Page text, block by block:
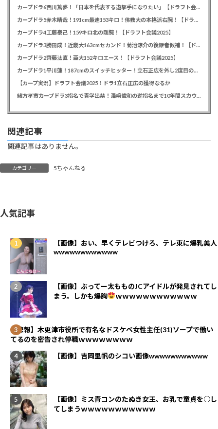
カープドラ6西川篤夢！「日本を代表する遊撃手になりたい」【ドラフト会議2025】
カープドラ5赤木晴哉！191cm最速153キロ！佛教大の本格派右腕！【ドラフト会議2025】
カープドラ4工藤泰己！159キロ北の剛腕！【ドラフト会議2025】
カープドラ3勝田成！近畿大163cmセカンド！菊池涼介の後継者候補！【ドラフト会議2025】
カープドラ2齊藤汰直！亜大152キロエース！【ドラフト会議2025】
カープドラ1平川蓮！187cmのスイッチヒッター！立石正広を外し2度目の重複も新井監督がクジを引き当てる！【ドラフト会議2025】
【カープ実況】ドラフト会議2025！ドラ1立石正広の獲得なるか
緒方孝市カープドラ3指名で青学出禁！澤﨑俊和の逆指名まで10年間スカウト出禁
関連記事
関連記事はありません。
カテゴリー 5ちゃんねる
人気記事
【画像】おい、早くテレビつけろ、テレ東に爆乳美人
wwwwwwwwwwww
【画像】ぶってー太もものJCアイドルが発見されてし
まう。しかも爆胸
ｗｗｗｗｗｗｗｗｗｗｗｗ
【悲報】木更津市役所で有名なドスケベ女性主任(31)ソープで働い
てるのを密告され停職ｗｗｗｗｗｗｗｗ
【画像】吉岡里帆のシコい画像wwwwwwwwwww
【画像】ミス青コンのたぬき女王、お乳で童貞を○し
てしまうｗｗｗｗｗｗｗｗｗｗｗ